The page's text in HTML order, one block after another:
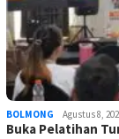
BOLMONG Agustus 8,
Buka Pelatihan